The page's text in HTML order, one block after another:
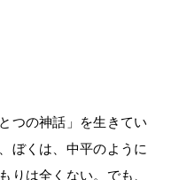
つの神話」を生きてい
ぼくは、中平のように
は全くない。でも、